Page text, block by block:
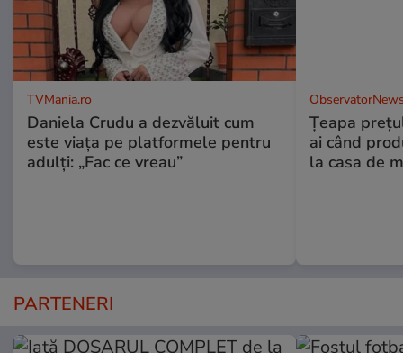
TVMania.ro
Daniela Crudu a dezvăluit cum
este viața pe platformele pentru
adulți: „Fac ce vreau”
Țeapa
ai când
la casa de
PARTENERI